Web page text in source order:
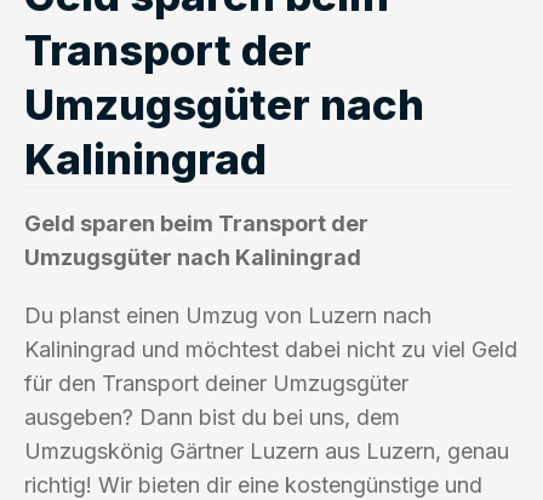
Transport der
Umzugsgüter nach
Kaliningrad
Geld sparen beim Transport der
Umzugsgüter nach Kaliningrad
Du planst einen Umzug von Luzern nach
Kaliningrad und möchtest dabei nicht zu viel Geld
für den Transport deiner Umzugsgüter
ausgeben? Dann bist du bei uns, dem
Umzugskönig Gärtner Luzern aus Luzern, genau
richtig! Wir bieten dir eine kostengünstige und